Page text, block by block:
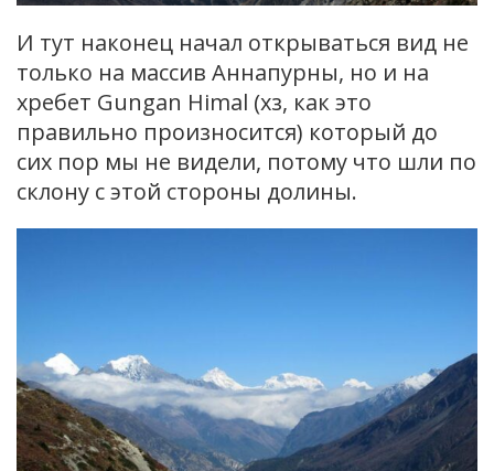
И тут наконец начал открываться вид не
только на массив Аннапурны, но и на
хребет Gungan Himal (хз, как это
правильно произносится) который до
сих пор мы не видели, потому что шли по
склону с этой стороны долины.